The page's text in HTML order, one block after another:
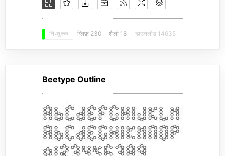
नि: शुल्क ग्लिफ़ 230 शैली 18 डाउनलोड 14635
Beetype Outline